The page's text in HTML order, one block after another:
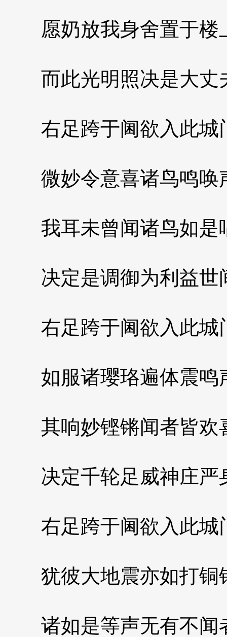
愿奶放我身舍置于楼
而此光明照决是大丈
右足跨于阃欲入此城
微妙令意喜诸鸟鸣唤
我耳未曾闻诸鸟如是
决定是调御为利益世
右足跨于阃欲入此城
如服诸璎珞遍体震鸣
其响妙铿锵闻者皆欢
决定千轮足威神庄严
右足跨于阃欲入此城
犹彼大地震亦如打铜
诸如是等声无有不闻